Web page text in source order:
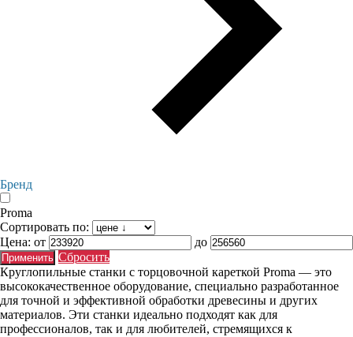
Бренд
Proma
Сортировать по:
Цена: от
до
Сбросить
Круглопильные станки с торцовочной кареткой Proma — это
высококачественное оборудование, специально разработанное
для точной и эффективной обработки древесины и других
материалов. Эти станки идеально подходят как для
профессионалов, так и для любителей, стремящихся к